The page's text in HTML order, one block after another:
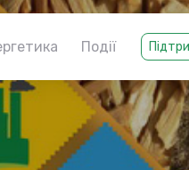
Події